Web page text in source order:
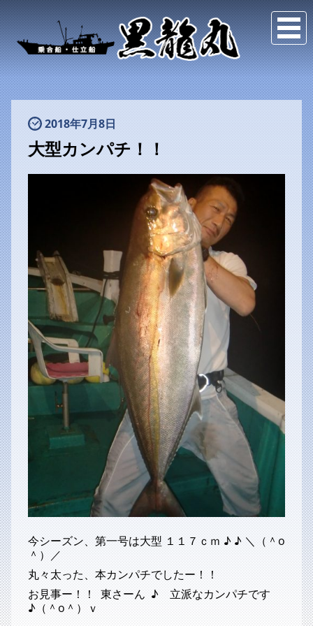
2018年7月8日
大型カンパチ！！
今シーズン、第一号は大型 １１７ｃｍ ♪ ♪ ＼（＾o
＾）／
丸々太った、本カンパチでしたー！！
お見事ー！！ 東さーん ♪ 立派なカンパチです
♪（＾o＾）ｖ